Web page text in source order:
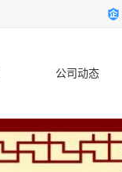
公司动态